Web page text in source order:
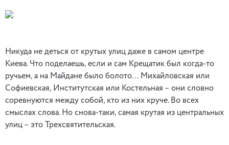
Никуда не деться от крутых улиц даже в самом центре
Киева. Что поделаешь, если и сам Крещатик был когда-то
ручьем, а на Майдане было болото… Михайловская или
Софиевская, Институтская или Костельная – они словно
соревнуются между собой, кто из них круче. Во всех
смыслах слова. Но снова-таки, самая крутая из центральных
улиц – это Трехсвятительская.